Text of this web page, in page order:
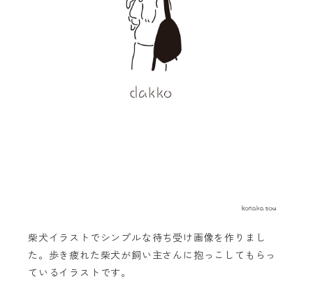
柴犬イラストでシンプルな待ち受け画像を作りまし
た。歩き疲れた柴犬が飼い主さんに抱っこしてもらっ
ているイラストです。